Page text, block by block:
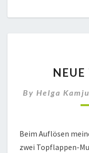
By Helga
Beim Auflösen
zwei Topflappen-